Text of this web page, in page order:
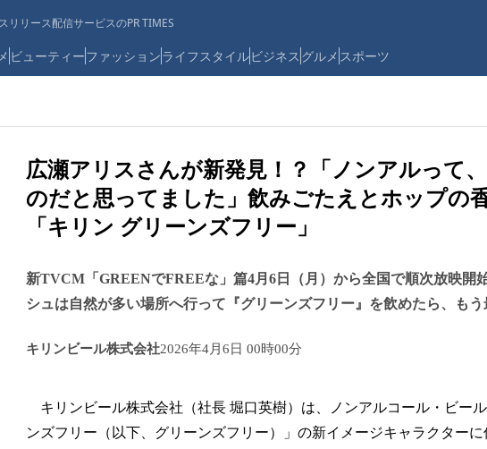
リリース配信サービスのPR TIMES
ビューティーファッションライフスタイルビジネス グルメ スポーツ
広瀬アリスさんが新発見！？「ノンアルって
のだと思ってました」飲みごたえとホップの
「キリン グリーンズフリー」
新TVCM「GREENでFREEな」篇4月6日（月）から全国で順次放映開
シュは自然が多い場所へ行って『グリーンズフリー』を飲めたら、もう
キリンビール株式会社2026年4月6日 00時00分
キリンビール株式会社（社長 堀口英樹）は、ノンアルコール・ビー
ンズフリー（以下、グリーンズフリー）」の新イメージキャラクター